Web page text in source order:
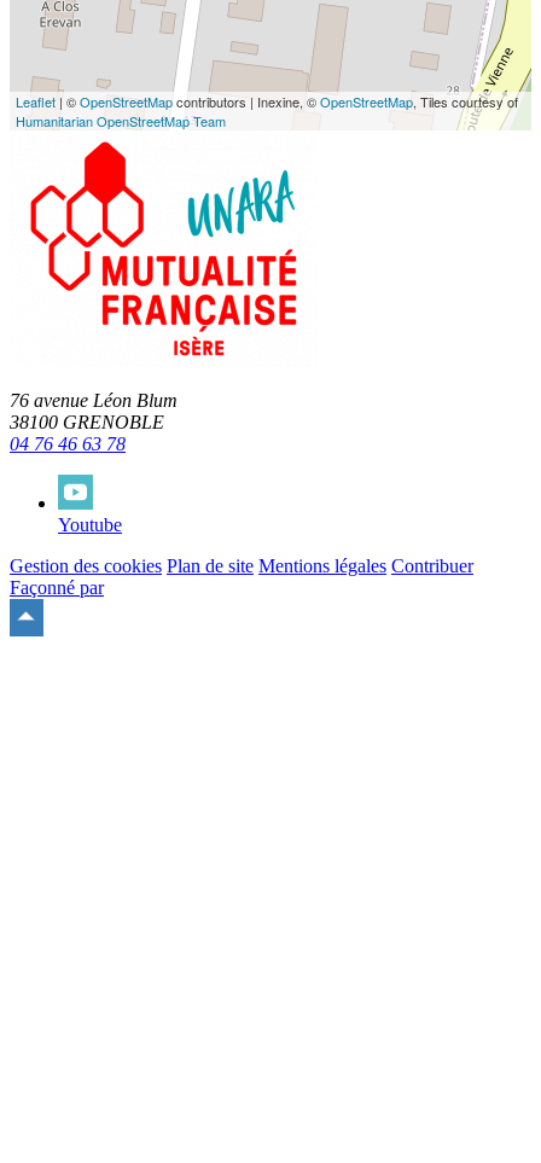
Leaflet | ©OpenStreetMapcontributors | Inexine, ©OpenStreetMap, Tiles courtesy of
Humanitarian OpenStreetMap Team
76 avenue Léon Blum
38100 GRENOBLE
04 76 46 63 78
Youtube
Gestion des cookies Plan de site Mentions légales Contribuer
Façonné par